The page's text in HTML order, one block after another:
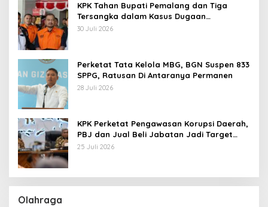
KPK Tahan Bupati Pemalang dan Tiga
Tersangka dalam Kasus Dugaan
Pemerasan
30 Juli 2026
Perketat Tata Kelola MBG, BGN Suspen 833
SPPG, Ratusan Di Antaranya Permanen
28 Juli 2026
KPK Perketat Pengawasan Korupsi Daerah,
PBJ dan Jual Beli Jabatan Jadi Target
Utama
25 Juli 2026
Olahraga